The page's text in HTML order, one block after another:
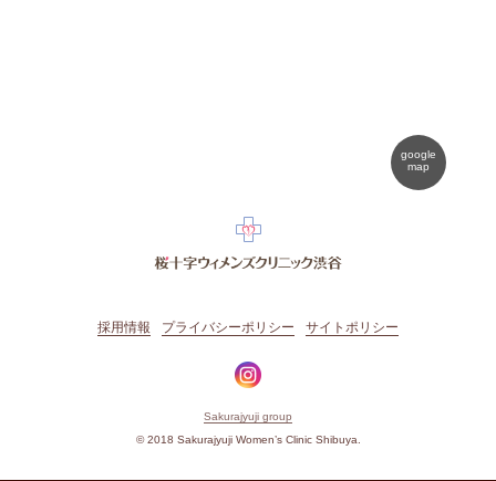
google
map
採用情報 プライバシーポリシー サイトポリシー
Sakurajyuji group
© 2018 Sakurajyuji Women’s Clinic Shibuya.